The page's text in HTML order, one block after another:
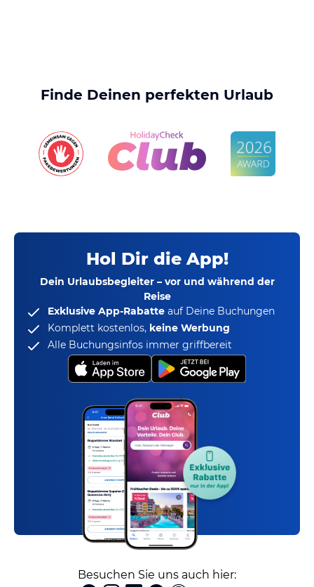
Finde Deinen perfekten Urlaub
Hol Dir die App!
Dein Urlaubsbegleiter – vor und während der
Reise
Exklusive App-Rabatte auf Deine Buchungen
Komplett kostenlos, keine Werbung
Alle Buchungsinfos immer griffbereit
Besuchen Sie uns auch hier: